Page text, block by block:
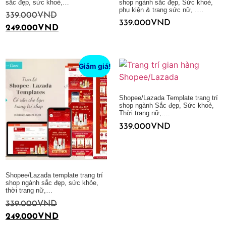
sắc đẹp, sức khoẻ,…
339.000VND
249.000VND
shop ngành sắc đẹp, Sức khoẻ,
phụ kiện & trang sức nữ, ….
339.000VND
Giảm giá!
Shopee/Lazada template trang trí
shop ngành sắc đẹp, sức khỏe,
thời trang nữ,…
339.000VND
249.000VND
Shopee/Lazada Template trang trí
shop ngành Sắc đẹp, Sức khoẻ,
Thời trang nữ,….
339.000VND